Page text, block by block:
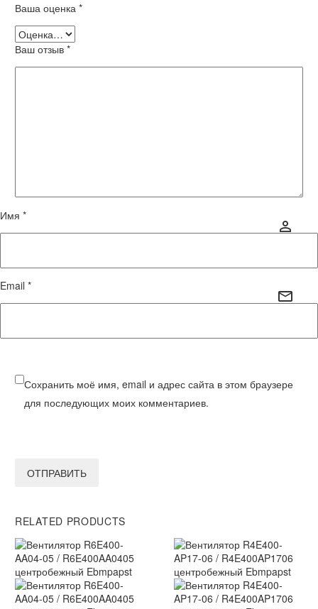
Ваша оценка *
Ваш отзыв *
Имя *
Email *
Сохранить моё имя, email и адрес сайта в этом браузере
для последующих моих комментариев.
ОТПРАВИТЬ
RELATED PRODUCTS